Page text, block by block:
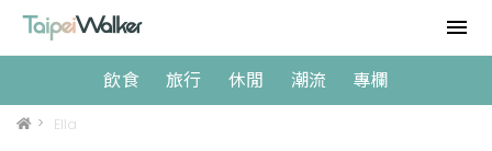
飲食 旅行 休閒 潮流 專欄
> Ella